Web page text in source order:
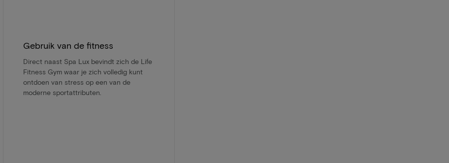
Gebruik van de fitness
Direct naast Spa Lux bevindt zich de Life
Fitness Gym waar je zich volledig kunt
ontdoen van stress op een van de
moderne sportattributen.